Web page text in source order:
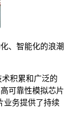
、智能化的浪潮
积累和广泛的
可靠性模拟芯片
业务提供了持续